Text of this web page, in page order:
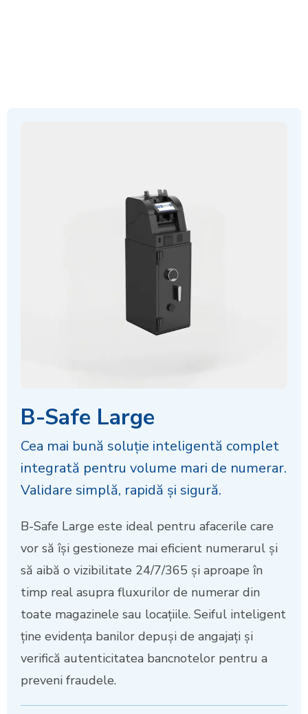
B-Safe Large
Cea mai bună soluție inteligentă complet
integrată pentru volume mari de numerar.
Validare simplă, rapidă și sigură.
B-Safe Large este ideal pentru afacerile care
vor să își gestioneze mai eficient numerarul și
să aibă o vizibilitate 24/7/365 și aproape în
timp real asupra fluxurilor de numerar din
toate magazinele sau locațiile. Seiful inteligent
ține evidența banilor depuși de angajați și
verifică autenticitatea bancnotelor pentru a
preveni fraudele.